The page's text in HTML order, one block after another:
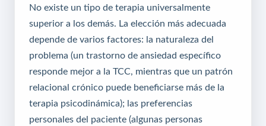
No existe un tipo de terapia universalmente
superior a los demás. La elección más adecuada
depende de varios factores: la naturaleza del
problema (un trastorno de ansiedad específico
responde mejor a la TCC, mientras que un patrón
relacional crónico puede beneficiarse más de la
terapia psicodinámica); las preferencias
personales del paciente (algunas personas